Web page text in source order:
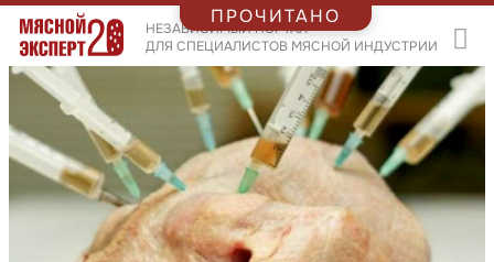
НЕЗАВИСИМЫЙ ПОРТАЛ
ДЛЯ СПЕЦИАЛИСТОВ МЯСНОЙ ИНДУСТРИИ
ПРОЧИТАНО